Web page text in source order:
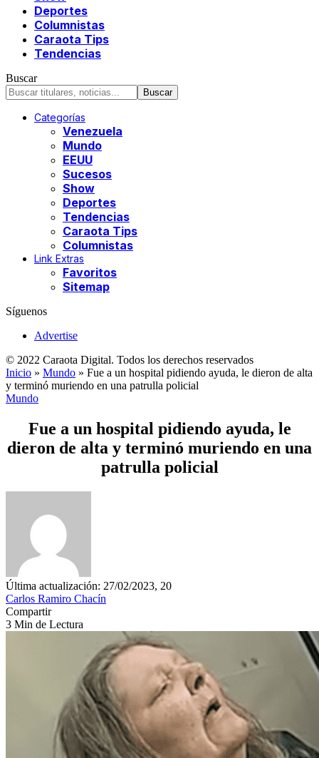
Deportes
Columnistas
Caraota Tips
Tendencias
Buscar
Categorías
Venezuela
Mundo
EEUU
Sucesos
Show
Deportes
Tendencias
Caraota Tips
Columnistas
Link Extras
Favoritos
Sitemap
Síguenos
Advertise
© 2022 Caraota Digital. Todos los derechos reservados
Inicio » Mundo » Fue a un hospital pidiendo ayuda, le dieron de alta
y terminó muriendo en una patrulla policial
Mundo
Fue a un hospital pidiendo ayuda, le
dieron de alta y terminó muriendo en una
patrulla policial
Última actualización: 27/02/2023, 20
Carlos Ramiro Chacín
Compartir
3 Min de Lectura